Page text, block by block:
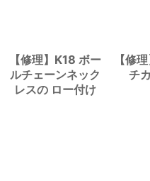
【修理】K18 ボー
ルチェーンネック
レスの ロー付け
【修
チ